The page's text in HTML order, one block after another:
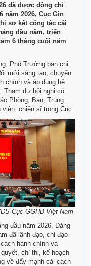
đã được đồng chí
năm 2026, Cục Gìn
sơ kết công tác cải
đầu năm, triển
6 tháng cuối năm
Phó Trưởng ban chỉ
mới sáng tạo, chuyển
chính và áp dụng hệ
Tham dự hội nghị có
Phòng, Ban, Trung
viên, chiến sĩ trong Cục.
Cục GGHB Việt Nam
đầu năm 2026, Đảng
đã lãnh đạo, chỉ đạo
hành chính và
chỉ thị, kế hoạch
về đẩy mạnh cải cách